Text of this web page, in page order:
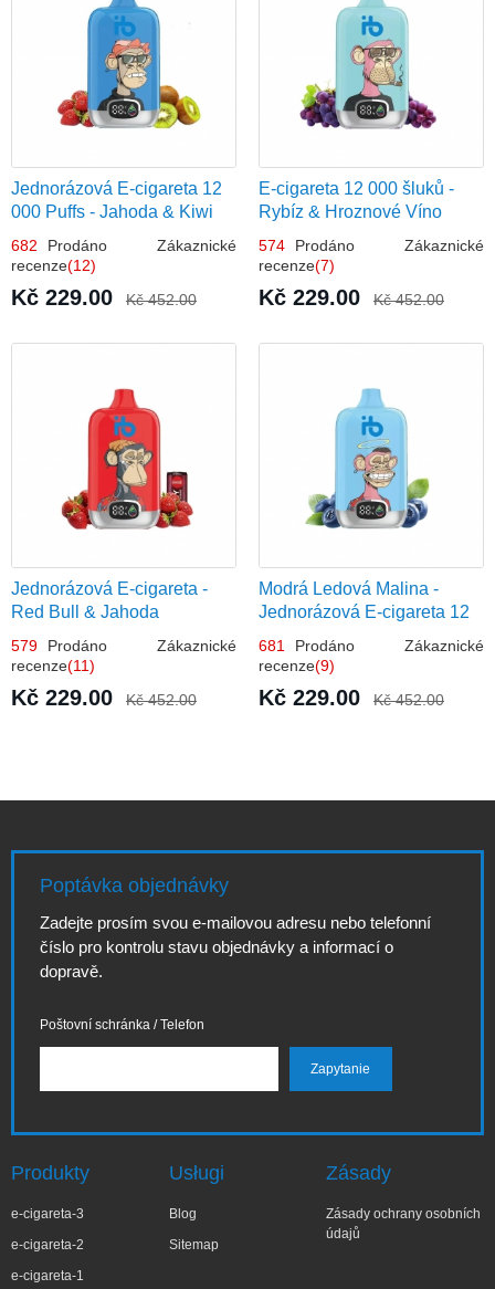
Jednorázová E-cigareta 12
000 Puffs - Jahoda & Kiwi
682 Prodáno Zákaznické
recenze(12)
Kč 229.00 Kč 452.00
E-cigareta 12 000 šluků -
Rybíz & Hroznové Víno
574 Prodáno Zákaznické
recenze(7)
Kč 229.00 Kč 452.00
Jednorázová E-cigareta -
Red Bull & Jahoda
579 Prodáno Zákaznické
recenze(11)
Kč 229.00 Kč 452.00
Modrá Ledová Malina -
Jednorázová E-cigareta 12
Bobulová Příchuť
681
Prodáno Zákaznické
recenze(9)
Kč 229.00 Kč 452.00
Poptávka objednávky
Zadejte prosím svou e-mailovou adresu nebo telefonní
číslo pro kontrolu stavu objednávky a informací o
dopravě.
Poštovní schránka / Telefon
Produkty
e-cigareta-3
e-cigareta-2
e-cigareta-1
Usługi
Blog
Sitemap
Zásady
Zásady ochrany osobních
údajů